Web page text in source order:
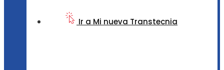
Ir a Mi nueva Transtecnia